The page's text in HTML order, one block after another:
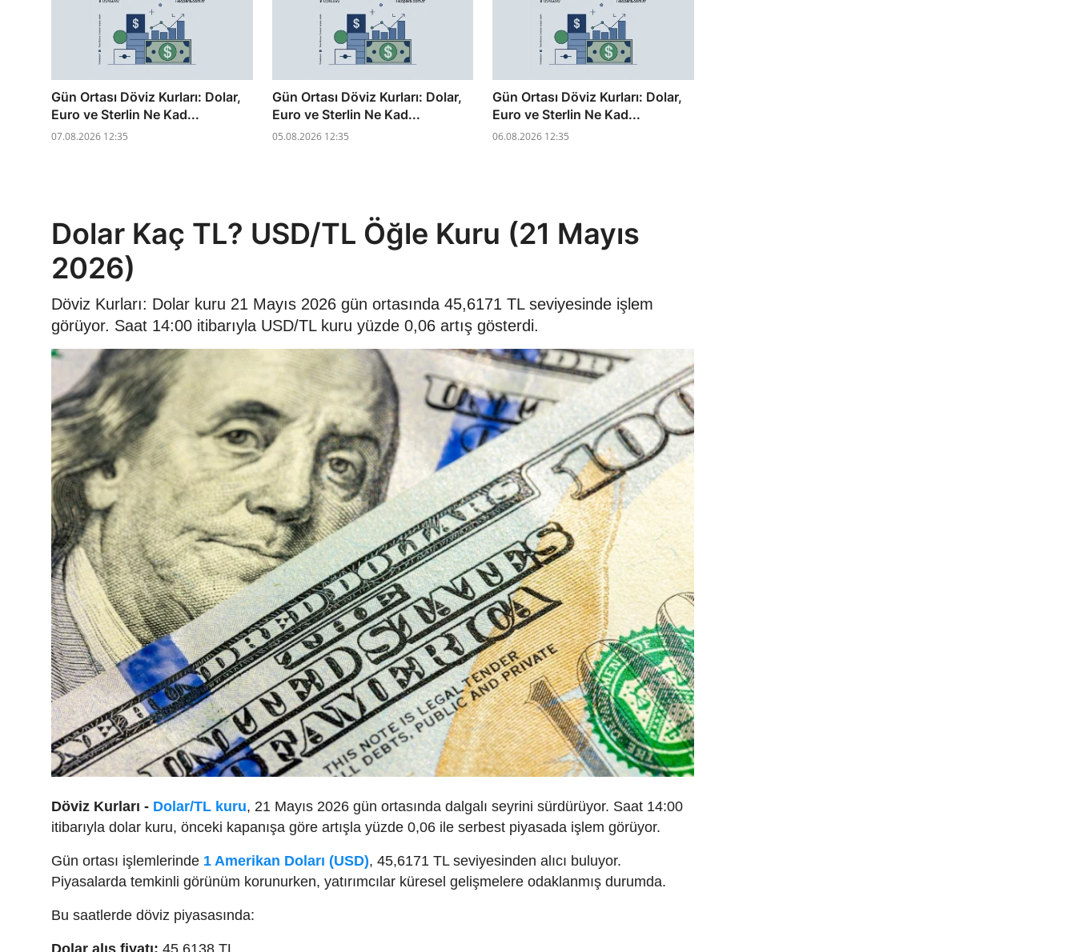
Gün Ortası Döviz Kurları: Dolar,
Euro ve Sterlin Ne Kad...
07.08.2026 12:35
Gün Ortası Döviz Kurları: Dolar,
Euro ve Sterlin Ne Kad...
05.08.2026 12:35
Gün Ortası Döviz Kurları: Dolar,
Euro ve Sterlin Ne Kad...
06.08.2026 12:35
Dolar Kaç TL? USD/TL Öğle Kuru (21 Mayıs
2026)
Döviz Kurları: Dolar kuru 21 Mayıs 2026 gün ortasında 45,6171 TL seviyesinde işlem
görüyor. Saat 14:00 itibarıyla USD/TL kuru yüzde 0,06 artış gösterdi.
Döviz Kurları - Dolar/TL kuru, 21 Mayıs 2026 gün ortasında dalgalı seyrini sürdürüyor. Saat 14:00
itibarıyla dolar kuru, önceki kapanışa göre artışla yüzde 0,06 ile serbest piyasada işlem görüyor.
Gün ortası işlemlerinde 1 Amerikan Doları (USD), 45,6171 TL seviyesinden alıcı buluyor.
Piyasalarda temkinli görünüm korunurken, yatırımcılar küresel gelişmelere odaklanmış durumda.
Bu saatlerde döviz piyasasında:
Dolar alış fiyatı: 45,6138 TL